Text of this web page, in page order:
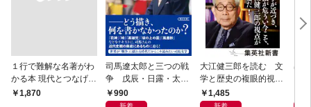
１行で難解な名著がわ
かる本 現代とつなげて
エッセンスをつかむ50
￥1,870
司馬遼太郎と三つの戦
争 戊辰・日露・太平
洋990
大江健三郎を読む 文
学と歴史の複眼的視点
から1,485
出